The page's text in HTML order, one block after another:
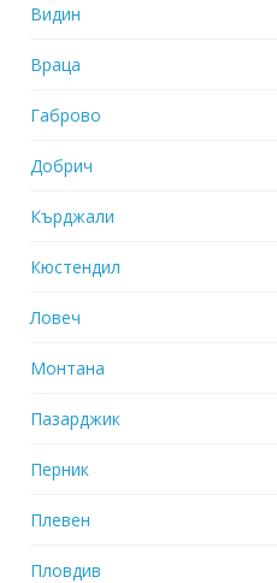
Видин
Враца
Габрово
Добрич
Кърджали
Кюстендил
Ловеч
Монтана
Пазарджик
Перник
Плевен
Пловдив